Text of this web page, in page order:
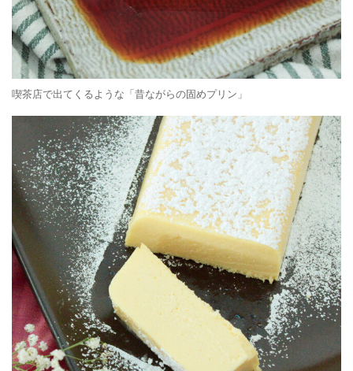
喫茶店で出てくるような「昔ながらの固めプリン」